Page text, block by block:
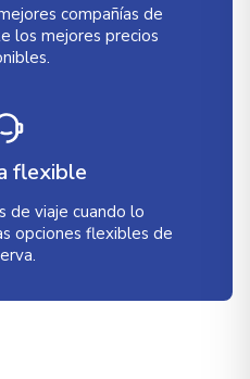
compañías de
los mejores precios
flexible
de viaje cuando lo
opciones flexibles de